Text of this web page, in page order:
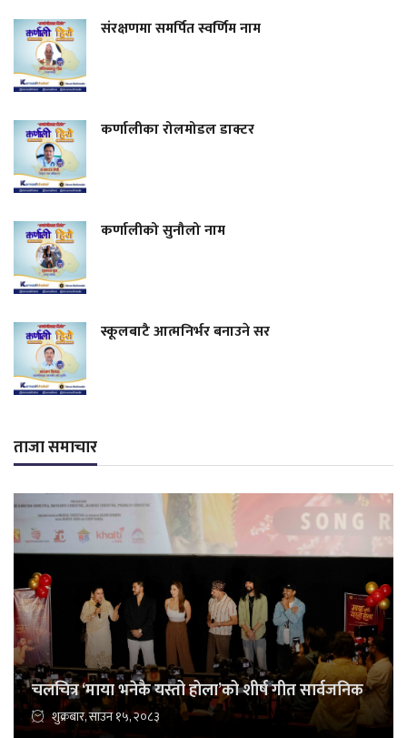
संरक्षणमा समर्पित स्वर्णिम नाम
कर्णालीका रोलमोडल डाक्टर
कर्णालीको सुनौलो नाम
स्कूलबाटै आत्मनिर्भर बनाउने सर
ताजा समाचार
चलचित्र ‘माया भनेकै यस्तो होला’को शीर्ष गीत सार्वजनिक
शुक्रबार, साउन १५, २०८३